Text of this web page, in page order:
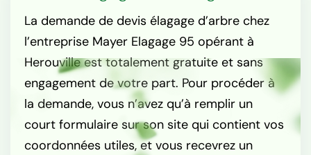
La demande de devis élagage d’arbre chez
l’entreprise Mayer Elagage 95 opérant à
Herouville est totalement gratuite et sans
engagement de votre part. Pour procéder à
la demande, vous n’avez qu’à remplir un
court formulaire sur son site qui contient vos
coordonnées utiles, et vous recevrez un